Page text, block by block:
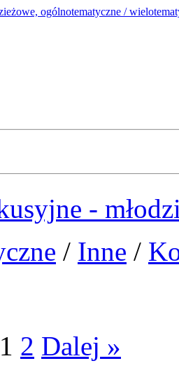
-
/ Inne /
1 2 Dalej »